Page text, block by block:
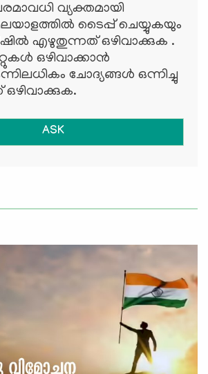
വ്യക്തമായി
ടൈപ്പ് ചെയ്യുകയും
എഴുതുന്നത് ഒഴിവാക്കുക .
ഒഴിവാക്കാന്‍
ചോദ്യങ്ങള്‍ ഒന്നിച്ചു
ASK